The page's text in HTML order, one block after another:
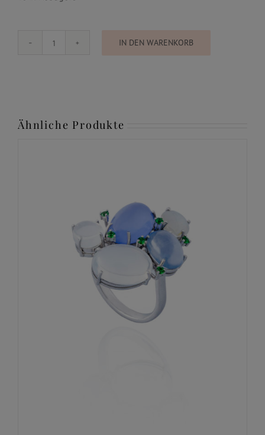
Ring
IN DEN WARENKORB
Ähnliche Produkte